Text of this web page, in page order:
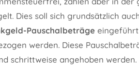
Dies soll sich grundsätzlich
Pauschalbeträge
werden. Diese
schrittweise angehoben werden.